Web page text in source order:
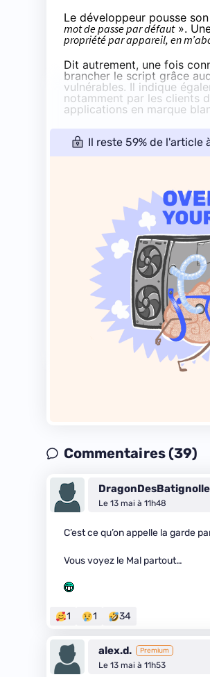
Le développeur pousse
mot de passe par défaut».
propriété par appareil, en
Dit autrement, une fois
brancher le script grâce
vulnérables. Il indique
notamment par les clients
applications en marque
Il reste 59% de l'article
Commentaires (39)
Le 13 mai à 11h48
C’est ce qu’on appelle la garde
Vous voyez le Mal partout…
1 1 34
alex.d. Premium
Le 13 mai à 11h53